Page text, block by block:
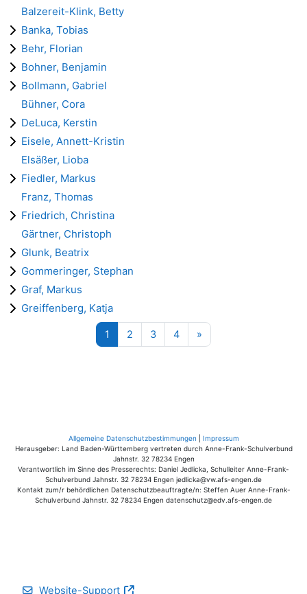
Balzereit-Klink, Betty
Banka, Tobias
Behr, Florian
Bohner, Benjamin
Bollmann, Gabriel
Bühner, Cora
DeLuca, Kerstin
Eisele, Annett-Kristin
Elsäßer, Lioba
Fiedler, Markus
Franz, Thomas
Friedrich, Christina
Gärtner, Christoph
Glunk, Beatrix
Gommeringer, Stephan
Graf, Markus
Greiffenberg, Katja
1 Seite 1
2 Seite 2
3Seite 3
4Seite 4
»
Allgemeine Datenschutzbestimmungen
Impressum
Herausgeber: Land Baden-Württemberg vertreten durch Anne-Frank-Schulverbund
Jahnstr. 32 78234 Engen
Verantwortlich im Sinne des Presserechts: Daniel Jedlicka, Schulleiter Anne-Frank-
Schulverbund Jahnstr. 32 78234 Engen jedlicka@vw.afs-engen.de
Kontakt zum/r behördlichen Datenschutzbeauftragte/n: Steffen Auer Anne-Frank-
Schulverbund Jahnstr. 32 78234 Engen datenschutz@edv.afs-engen.de
Website-Support